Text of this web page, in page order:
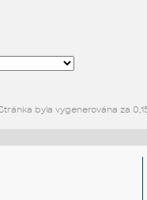
byla vygenerována za